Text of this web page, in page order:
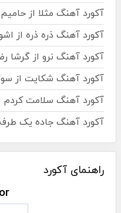
آکورد آهنگ مثلا از حامیم
آکورد آهنگ ذره ذره از
آکورد آهنگ نرو از گرشا
آکورد آهنگ شکایت از
آکورد آهنگ سلامت کردم
آکورد آهنگ جاده یک
راهنمای آکورد